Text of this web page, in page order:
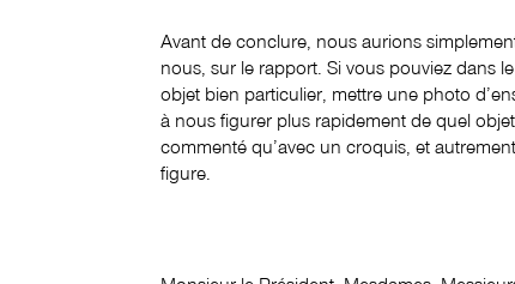
Avant de conclure, nous aurions
nous, sur le rapport. Si vous pouviez dans
objet bien particulier, mettre une photo
à nous figurer plus rapidement de quel
commenté qu’avec un croquis, et
figure.